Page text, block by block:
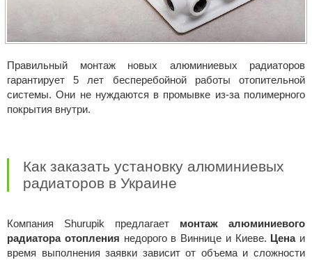
Правильный
монтаж новых алюминиевых радиаторов
гарантирует 5 лет бесперебойной работы отопительной
системы. Они не нуждаются в промывке из-за полимерного
покрытия внутри.
Как заказать установку алюминиевых
радиаторов в Украине
Компания Shurupik предлагает монтаж алюминиевого
радиатора отопления недорого в Виннице и Киеве. Ценаи
время выполнения заявки зависит от объема и сложности